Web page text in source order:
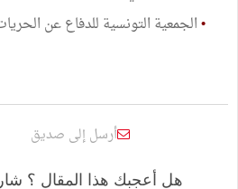
•الجمعية التونسية للدفاع عن
أرسل إلى صديق
هل أعجبك هذا المقال ؟